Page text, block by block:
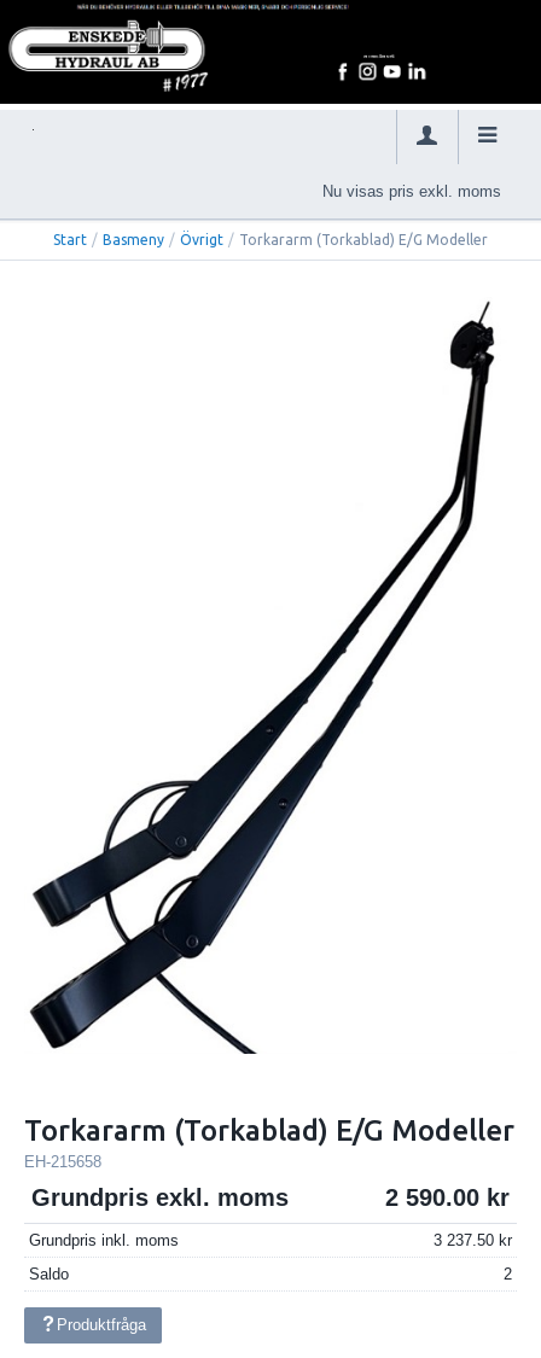
Nu visas pris exkl. moms
Start / Basmeny / Övrigt / Torkararm (Torkablad) E/G Modeller
Torkararm (Torkablad) E/G Modeller
EH-215658
Grundpris exkl. moms 2 590.00
Grundpris inkl. moms
3 237.50
Saldo
2
Produktfråga